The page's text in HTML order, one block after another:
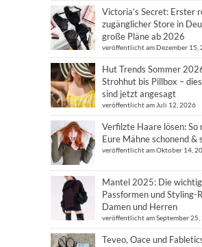
Victoria’s Secret: Erster
zugänglicher Store in
große Pläne ab 2026
veröffentlicht am Dezember 15,
Hut Trends Sommer
Strohhut bis Pillbox –
sind jetzt angesagt
veröffentlicht am Juli 12, 2026
Verfilzte Haare lösen:
Eure Mähne schonend &
veröffentlicht am Oktober 14,
Mantel 2025: Die
Passformen und Styling-
Damen und Herren
veröffentlicht am September 25,
Teveo, Oace und